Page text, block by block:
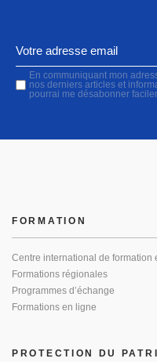
En communiquant mon
nos derniers articles et
pourrai me désabonner
PROTECTION DU
FORMATION
Centre international de formation
Formations régionales
Programmes d’échange
Formations en ligne